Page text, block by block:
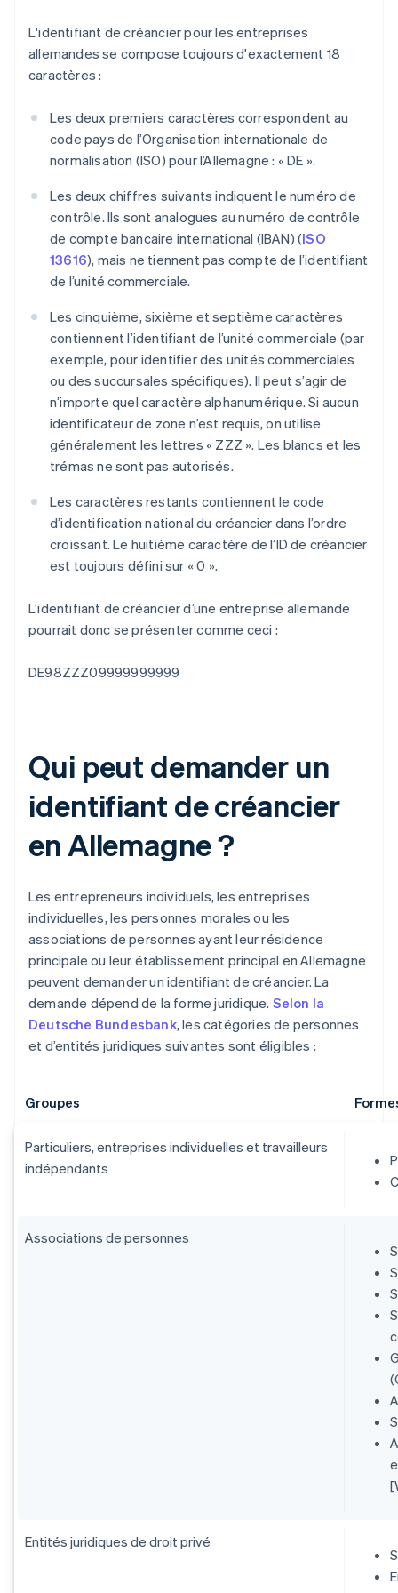
L'identifiant de créancier pour les entreprises
allemandes se compose toujours d'exactement 18
caractères :
Les deux premiers caractères correspondent au
code pays de l’Organisation internationale de
normalisation (ISO) pour l’Allemagne : « DE ».
Les deux chiffres suivants indiquent le numéro de
contrôle. Ils sont analogues au numéro de contrôle
de compte bancaire international (IBAN) (ISO
13616), mais ne tiennent pas compte de l’identifiant
de l’unité commerciale.
Les cinquième, sixième et septième caractères
contiennent l’identifiant de l’unité commerciale (par
exemple, pour identifier des unités commerciales
ou des succursales spécifiques). Il peut s’agir de
n’importe quel caractère alphanumérique. Si aucun
identificateur de zone n’est requis, on utilise
généralement les lettres « ZZZ ». Les blancs et les
trémas ne sont pas autorisés.
Les caractères restants contiennent le code
d’identification national du créancier dans l’ordre
croissant. Le huitième caractère de l’ID de créancier
est toujours défini sur « 0 ».
L’identifiant de créancier d’une entreprise allemande
pourrait donc se présenter comme ceci :
DE98ZZZ09999999999
Qui peut demander un
identifiant de créancier
en Allemagne ?
Les entrepreneurs individuels, les entreprises
individuelles, les personnes morales ou les
associations de personnes ayant leur résidence
principale ou leur établissement principal en Allemagne
peuvent demander un identifiant de créancier. La
demande dépend de la forme juridique. Selon la
Deutsche Bundesbank, les catégories de personnes
et d’entités juridiques suivantes sont éligibles :
Groupes
Particuliers, entreprises individuelles et travailleurs
indépendants
Associations de personnes
Entités juridiques de droit privé